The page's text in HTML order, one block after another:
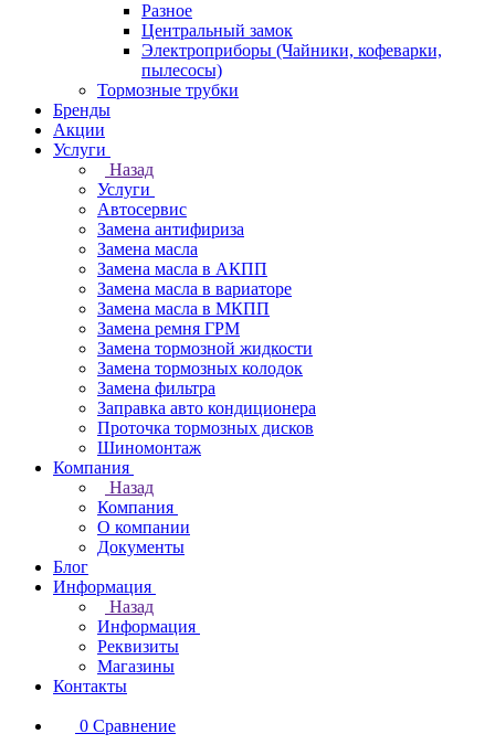
Разное
Центральный замок
Электроприборы (Чайники, кофеварки,
пылесосы)
Тормозные трубки
Бренды
Акции
Услуги
Назад
Услуги
Автосервис
Замена антифириза
Замена масла
Замена масла в АКПП
Замена масла в вариаторе
Замена масла в МКПП
Замена ремня ГРМ
Замена тормозной жидкости
Замена тормозных колодок
Замена фильтра
Заправка авто кондиционера
Проточка тормозных дисков
Шиномонтаж
Компания
Назад
Компания
О компании
Документы
Блог
Информация
Назад
Информация
Реквизиты
Магазины
Контакты
0 Сравнение